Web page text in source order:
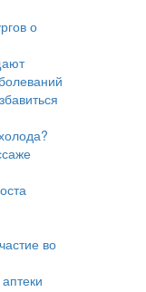
о
во